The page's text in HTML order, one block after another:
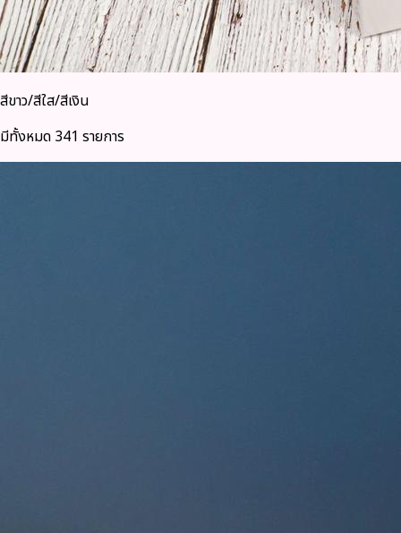
สีขาว/สีใส/สีเงิน
มีทั้งหมด 341 รายการ